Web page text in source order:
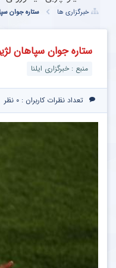
خبرگزاری ها ستاره جوان
ستاره جوان سپاهان
منبع : خبرگزاری ایلنا
تعداد نظرات کاربران : ۰ نظر